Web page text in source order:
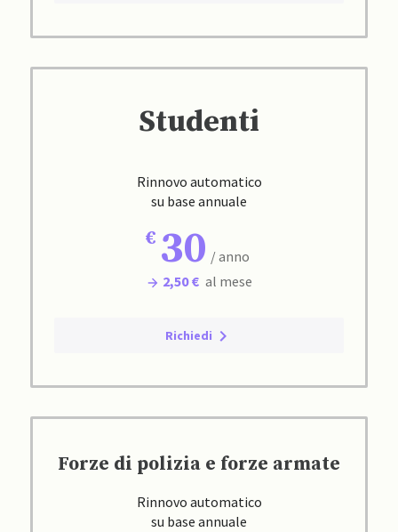
Studenti
Rinnovo automatico
su base annuale
30 / anno
2,50 € al mese
Richiedi
Forze di polizia e forze armate
Rinnovo automatico
su base annuale